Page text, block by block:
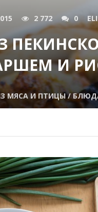
2 772 0
И
МЯСА И ПТИЦЫ /